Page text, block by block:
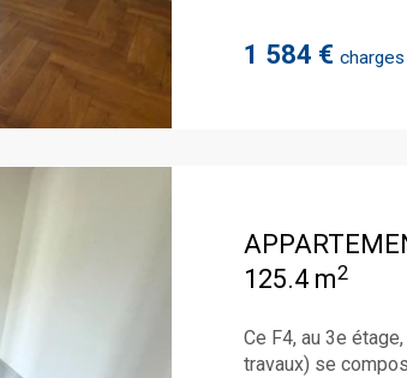
1 584 €
125.4 m2
Ce F4, au 3e
travaux) se